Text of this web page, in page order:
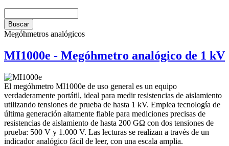
Buscar
Megóhmetros analógicos
MI1000e - Megóhmetro analógico de 1 kV
El megóhmetro MI1000e de uso general es un equipo
verdaderamente portátil, ideal para medir resistencias de aislamiento
utilizando tensiones de prueba de hasta 1 kV. Emplea tecnología de
última generación altamente fiable para mediciones precisas de
resistencias de aislamiento de hasta 200 GΩ con dos tensiones de
prueba: 500 V y 1.000 V. Las lecturas se realizan a través de un
indicador analógico fácil de leer, con una escala amplia.